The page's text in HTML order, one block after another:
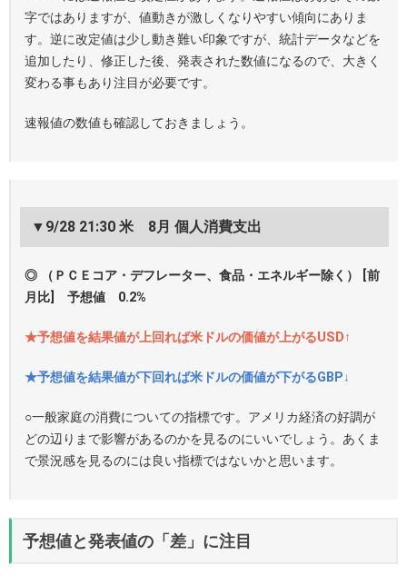
字ではありますが、値動きが激しくなりやすい傾向にありま
す。逆に改定値は少し動き難い印象ですが、統計データなどを
追加したり、修正した後、発表された数値になるので、大きく
変わる事もあり注目が必要です。
速報値の数値も確認しておきましょう。
▼9/28 21:30 米 8月 個人消費支出
◎ （ＰＣＥコア・デフレーター、食品・エネルギー除く） [前
月比] 予想値 0.2%
★予想値を結果値が上回れば米ドルの価値が上がるUSD↑
★予想値を結果値が下回れば米ドルの価値が下がるGBP↓
○一般家庭の消費についての指標です。アメリカ経済の好調が
どの辺りまで影響があるのかを見るのにいいでしょう。あくま
で景況感を見るのには良い指標ではないかと思います。
予想値と発表値の「差」に注目